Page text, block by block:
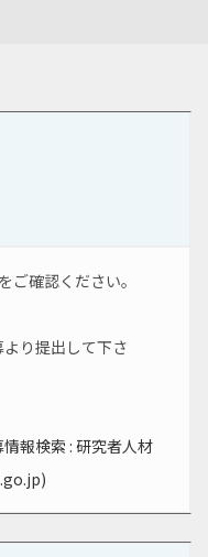
ご確認ください。
り提出して下さ
報検索 : 研究者人材